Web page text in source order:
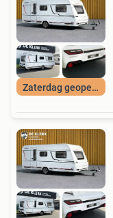
Zaterdag geopend